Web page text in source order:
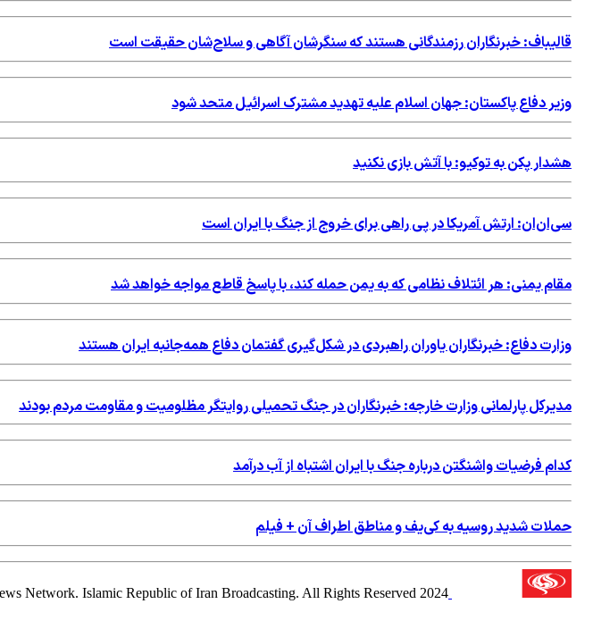
قالیباف: خبرنگاران رزمندگانی هستند که سنگرشان آگاهی و سلاح‌شان حقیقت است
وزیر دفاع پاکستان: جهان اسلام علیه تهدید مشترک اسرائیل متحد شود
هشدار پکن به توکیو: با آتش بازی نکنید
سی‌ان‌ان: ارتش آمریکا در پی راهی برای خروج از جنگ با ایران است
مقام یمنی: هر ائتلاف نظامی که به یمن حمله کند، با پاسخ قاطع مواجه خواهد شد
وزارت دفاع: خبرنگاران یاوران راهبردی در شکل‌گیری گفتمان دفاع همه‌جانبه ایران هستند
مدیرکل پارلمانی وزارت خارجه: خبرنگاران در جنگ تحمیلی روایتگر مظلومیت و مقاومت مردم بودند
کدام فرضیات واشنگتن درباره جنگ با ایران اشتباه از آب درآمد
حملات شدید روسیه به کی‌یف و مناطق اطراف آن + فیلم
2024 Alalam News Network. Islamic Republic of Iran Broadcasting. All Rights Reserved.